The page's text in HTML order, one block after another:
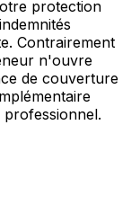
protection
Contrairement
n'ouvre
de couverture